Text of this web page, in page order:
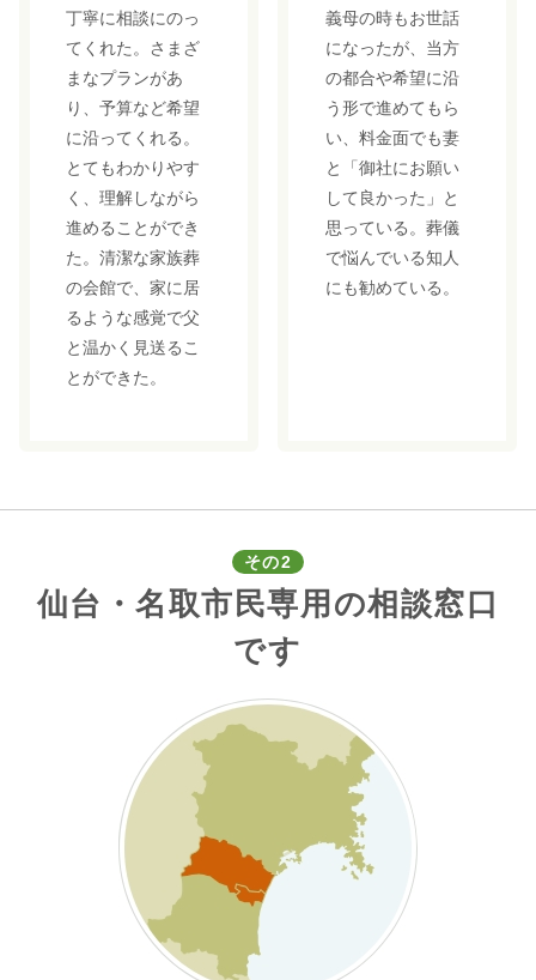
丁寧に相談にのっ
てくれた。さまざ
まなプランがあ
り、予算など希望
に沿ってくれる。
とてもわかりやす
く、理解しながら
進めることができ
た。清潔な家族葬
の会館で、家に居
るような感覚で父
と温かく見送るこ
とができた。
義母の時もお世話
になったが、当方
の都合や希望に沿
う形で進めてもら
い、料金面でも妻
と「御社にお願い
して良かった」と
思っている。葬儀
で悩んでいる知人
にも勧めている。
その2
仙台・名取市民専用の相談窓口
です